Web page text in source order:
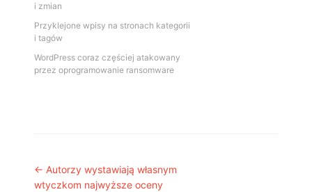
i zmian
Przyklejone wpisy na stronach kategorii
i tagów
WordPress coraz częściej atakowany
przez oprogramowanie ransomware
Post navigation
← Autorzy wystawiają własnym
wtyczkom najwyższe oceny